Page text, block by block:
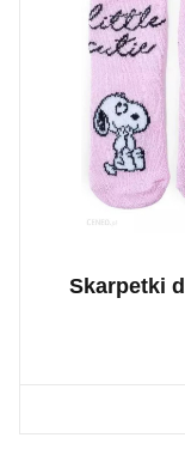
Skarpetki